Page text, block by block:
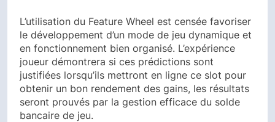
L’utilisation du Feature Wheel est censée favoriser
le développement d’un mode de jeu dynamique et
en fonctionnement bien organisé. L’expérience
joueur démontrera si ces prédictions sont
justifiées lorsqu’ils mettront en ligne ce slot pour
obtenir un bon rendement des gains, les résultats
seront prouvés par la gestion efficace du solde
bancaire de jeu.